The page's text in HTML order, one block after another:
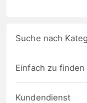
Suche nach
Einfach zu finden
Kundendienst